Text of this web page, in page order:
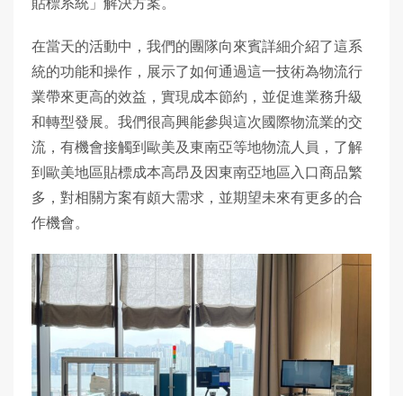
貼標系統」解決方案。
在當天的活動中，我們的團隊向來賓詳細介紹了這系
統的功能和操作，展示了如何通過這一技術為物流行
業帶來更高的效益，實現成本節約，並促進業務升級
和轉型發展。我們很高興能參與這次國際物流業的交
流，有機會接觸到歐美及東南亞等地物流人員，了解
到歐美地區貼標成本高昂及因東南亞地區入口商品繁
多，對相關方案有頗大需求，並期望未來有更多的合
作機會。